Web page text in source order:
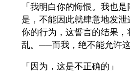
「我明白你的悔恨。我也
是，不能因此就肆意地发泄
你的行为，这誓言的结果
乱。──而我，绝不能允许这
「因为，这是不正确的」